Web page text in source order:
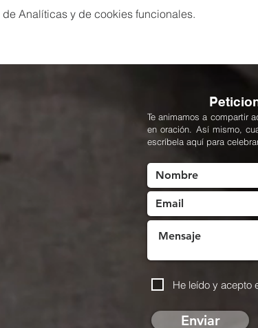
Analíticas y de cookies funcionales.
Te animamos a compartir
en oración. Así mismo,
escríbela aquí para
He leído y acepto
Enviar